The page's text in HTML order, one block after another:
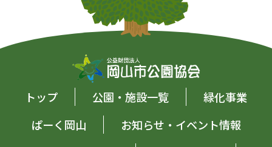
トップ 公園・施設一覧
緑化事業
ぱーく岡山
お知らせ・イベント情報